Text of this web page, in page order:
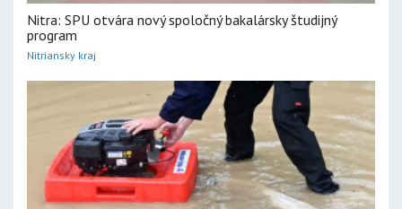
Nitra: SPU otvára nový spoločný bakalársky študijný
program
Nitriansky kraj